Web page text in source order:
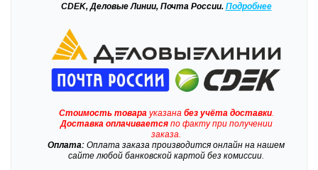
CDEK, Деловые Линии, Почта России. Подробнее
Стоимость товарауказана без учёта доставки.
Доставкаоплачиваетсяпо факту при получении
заказа.
Оплата: Оплата заказа производится онлайн на нашем
сайте любой банковской картой без комиссии.